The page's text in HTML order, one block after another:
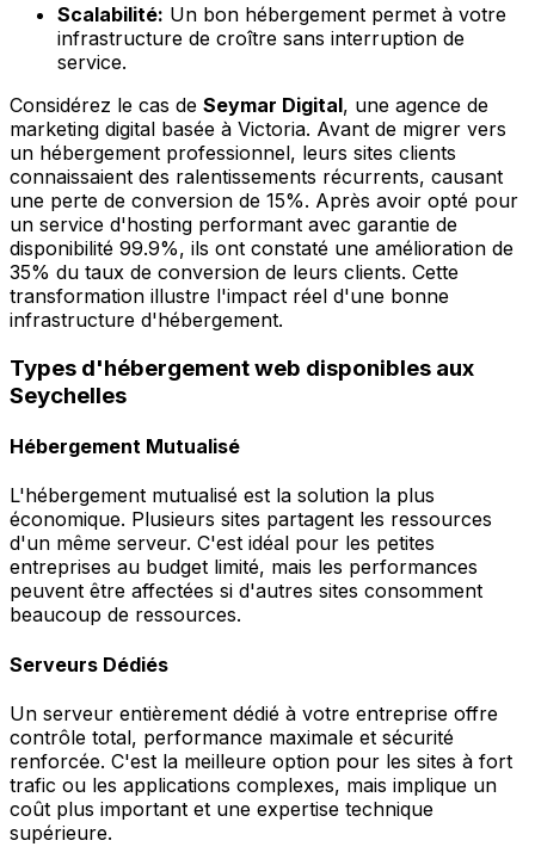
Scalabilité: Un bon hébergement permet à votre
infrastructure de croître sans interruption de
service.
Considérez le cas de Seymar Digital, une agence de
marketing digital basée à Victoria. Avant de migrer vers
un hébergement professionnel, leurs sites clients
connaissaient des ralentissements récurrents, causant
une perte de conversion de 15%. Après avoir opté pour
un service d'hosting performant avec garantie de
disponibilité 99.9%, ils ont constaté une amélioration de
35% du taux de conversion de leurs clients. Cette
transformation illustre l'impact réel d'une bonne
infrastructure d'hébergement.
Types d'hébergement web disponibles aux
Seychelles
Hébergement Mutualisé
L'hébergement mutualisé est la solution la plus
économique. Plusieurs sites partagent les ressources
d'un même serveur. C'est idéal pour les petites
entreprises au budget limité, mais les performances
peuvent être affectées si d'autres sites consomment
beaucoup de ressources.
Serveurs Dédiés
Un serveur entièrement dédié à votre entreprise offre
contrôle total, performance maximale et sécurité
renforcée. C'est la meilleure option pour les sites à fort
trafic ou les applications complexes, mais implique un
coût plus important et une expertise technique
supérieure.